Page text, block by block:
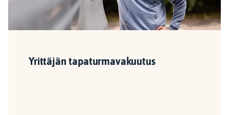
Yrittäjän tapaturma­vakuutus